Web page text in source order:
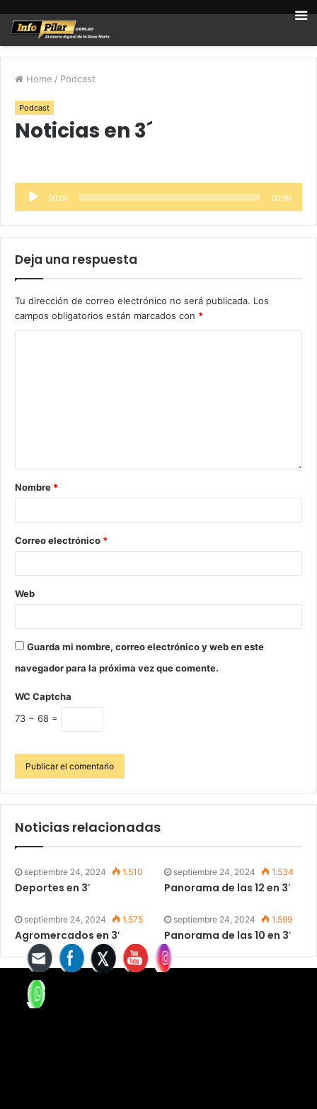
Home / Podcast
Podcast
Noticias en 3´
Reproductor
de
audio
00:00 00:00
Deja una respuesta
Tu dirección de correo electrónico no será publicada. Los
campos obligatorios están marcados con *
Nombre *
Correo electrónico *
Web
Guarda mi nombre, correo electrónico y web en este
navegador para la próxima vez que comente.
WC Captcha
73 − 68 =
Noticias relacionadas
septiembre 24, 2024 1.510
Deportes en 3′
septiembre 24, 2024 1.534
Panorama de las 12 en 3′
septiembre 24, 2024 1.575
Agromercados en 3′
septiembre 24, 2024 1.599
Panorama de las 10 en 3′